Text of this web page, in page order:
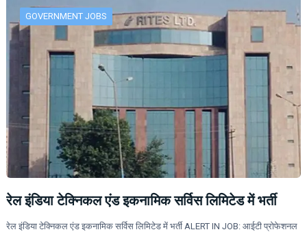
GOVERNMENT JOBS
रेल इंडिया टेक्निकल एंड इकनामिक सर्विस लिमिटेड में भर्ती
रेल इंडिया टेक्निकल एंड इकनामिक सर्विस लिमिटेड में भर्ती ALERT IN JOB: आईटी प्रोफेशनल